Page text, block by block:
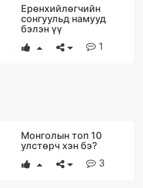
Ерөнхийлөгчийн
сонгуульд намууд
бэлэн үү
1
Монголын топ 10
улстөрч хэн бэ?
3